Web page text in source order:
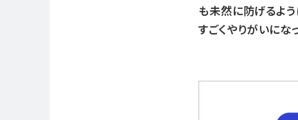
も未然に防げるよ
すごくやりがいにな